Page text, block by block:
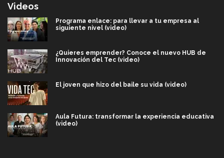
Videos
Programa enlace: para llevar a tu empresa al
siguiente nivel (video)
¿Quieres emprender? Conoce el nuevo HUB de
Innovación del Tec (video)
El joven que hizo del baile su vida (video)
Aula Futura: transformar la experiencia educativa
(video)